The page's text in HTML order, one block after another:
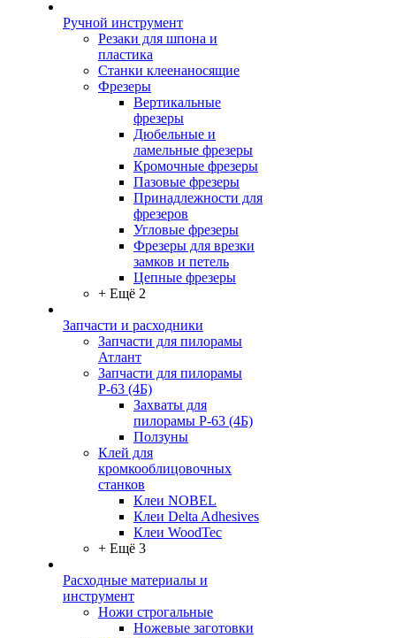
Ручной инструмент
Резаки для шпона и
пластика
Станки клеенаносящие
Фрезеры
Вертикальные
фрезеры
Дюбельные и
ламельные фрезеры
Кромочные фрезеры
Пазовые фрезеры
Принадлежности для
фрезеров
Угловые фрезеры
Фрезеры для врезки
замков и петель
Цепные фрезеры
+ Ещё 2
Запчасти и расходники
Запчасти для пилорамы
Атлант
Запчасти для пилорамы
Р-63 (4Б)
Захваты для
пилорамы Р-63 (4Б)
Ползуны
Клей для
кромкооблицовочных
станков
Клеи NOBEL
Клеи Delta Adhesives
Клеи WoodTec
+ Ещё 3
Расходные материалы и
инструмент
Ножи строгальные
Ножевые заготовки